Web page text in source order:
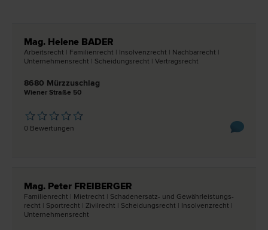
Mag. Helene BADER
Arbeits­recht | Familien­recht | Insolvenz­recht | Nachbar­recht |
Unternehmens­recht | Scheidungs­recht | Vertrags­recht
8680 Mürzzuschlag
Wiener Straße 50
0 Bewertungen
Mag. Peter FREIBERGER
Familien­recht | Miet­recht | Schadenersatz- und Gewährleistungs­
recht | Sport­recht | Zivil­recht | Scheidungs­recht | Insolvenz­recht |
Unternehmens­recht